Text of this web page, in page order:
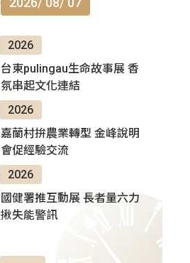
2026
台東pulingau生命故事展 香
氛串起文化連結
2026
嘉蘭村拚農業轉型 金峰說明
會促經驗交流
2026
國健署推互動展 長者量六力
揪失能警訊